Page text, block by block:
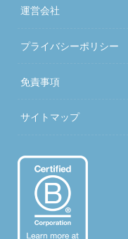
運営会社
プライバシーポリシー
免責事項
サイトマップ